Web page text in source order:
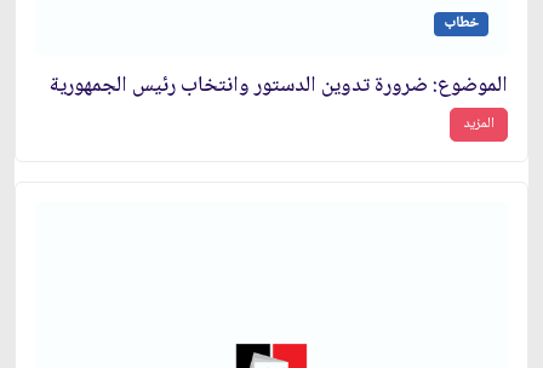
خطاب
الموضوع: ضرورة تدوين الدستور وانتخاب رئيس الجمهورية
المزيد